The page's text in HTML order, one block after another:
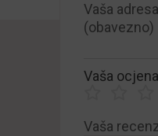
Vaša
(obavezno)
Vaša
Vaša